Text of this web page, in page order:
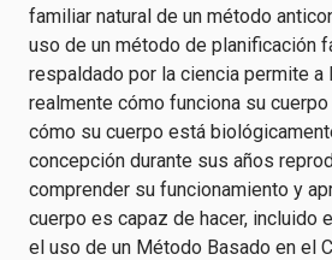
familiar natural de un método
uso de un método de planificación
respaldado por la ciencia permite a
realmente cómo funciona su
cómo su cuerpo está
concepción durante sus años
comprender su funcionamiento y
cuerpo es capaz de hacer, incluido
el uso de un Método Basado en el